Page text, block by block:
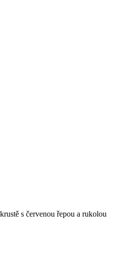
s červenou řepou a rukolou